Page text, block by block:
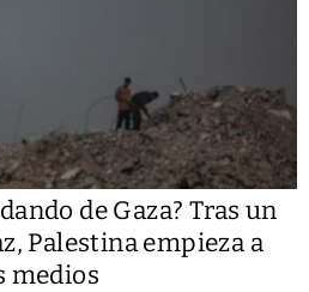
de Gaza? Tras un
Palestina empieza a
medios